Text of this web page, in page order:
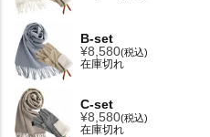
B-set
¥8,580 税込
在庫切れ
C-set
¥8,580 税込
在庫切れ